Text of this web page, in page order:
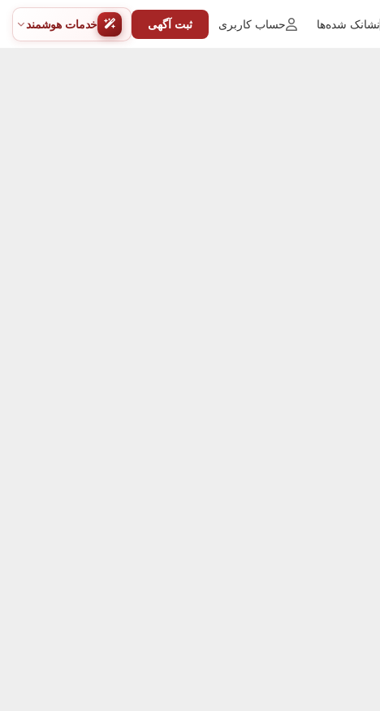
خدمات هوشمند ثبت آگهی حساب کاربری نشانک شده‌ها